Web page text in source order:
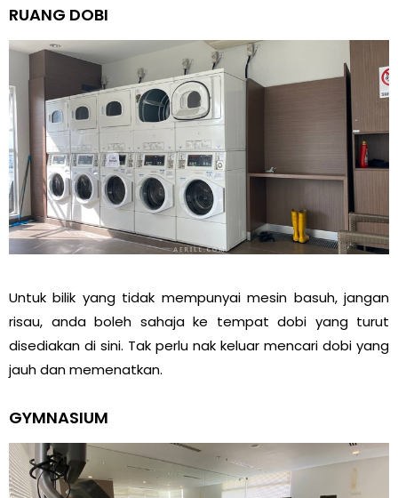
RUANG DOBI
Untuk bilik yang tidak mempunyai mesin basuh, jangan
risau, anda boleh sahaja ke tempat dobi yang turut
disediakan di sini. Tak perlu nak keluar mencari dobi yang
jauh dan memenatkan.
GYMNASIUM